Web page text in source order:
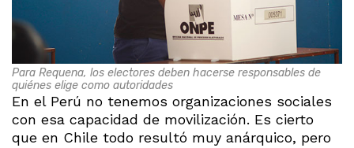
Para Requena, los electores deben hacerse responsables de
quiénes elige como autoridades
En el Perú no tenemos organizaciones sociales
con esa capacidad de movilización. Es cierto
que en Chile todo resultó muy anárquico, pero